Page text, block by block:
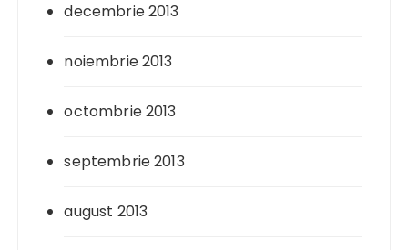
decembrie 2013
noiembrie 2013
octombrie 2013
septembrie 2013
august 2013